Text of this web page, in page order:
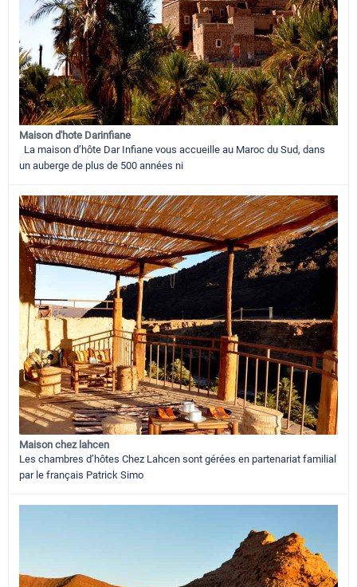
Maison d'hote Darinfiane
La maison d’hôte Dar Infiane vous accueille au Maroc du Sud, dans
un auberge de plus de 500 années ni
Maison chez lahcen
Les chambres d’hôtes Chez Lahcen sont gérées en partenariat familial
par le français Patrick Simo